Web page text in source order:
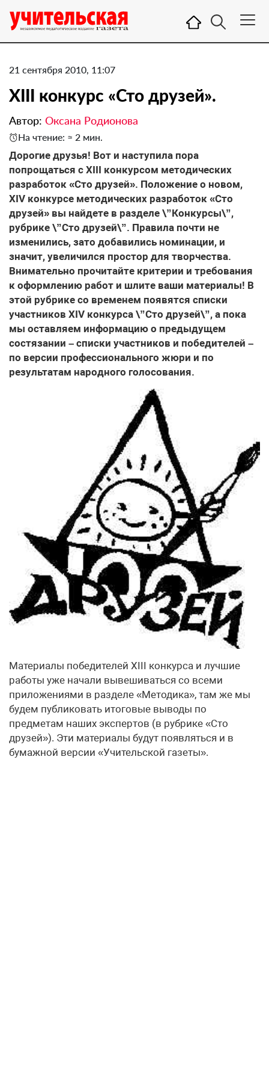
21 сентября 2010, 11:07
XIII конкурс «Сто друзей».
Автор: Оксана Родионова
На чтение: ≈ 2 мин.
Дорогие друзья! Вот и наступила пора
попрощаться с XIII конкурсом методических
разработок «Сто друзей». Положение о новом,
XIV конкурсе методических разработок «Сто
друзей» вы найдете в разделе \”Конкурсы\”,
рубрике \”Сто друзей\”. Правила почти не
изменились, зато добавились номинации, и
значит, увеличился простор для творчества.
Внимательно прочитайте критерии и требования
к оформлению работ и шлите ваши материалы! В
этой рубрике со временем появятся списки
участников XIV конкурса \”Сто друзей\”, а пока
мы оставляем информацию о предыдущем
состязании – списки участников и победителей –
по версии профессионального жюри и по
результатам народного голосования.
Материалы победителей XIII конкурса и лучшие
работы уже начали вывешиваться со всеми
приложениями в разделе «Методика», там же мы
будем публиковать итоговые выводы по
предметам наших экспертов (в рубрике «Сто
друзей»). Эти материалы будут появляться и в
бумажной версии «Учительской газеты».